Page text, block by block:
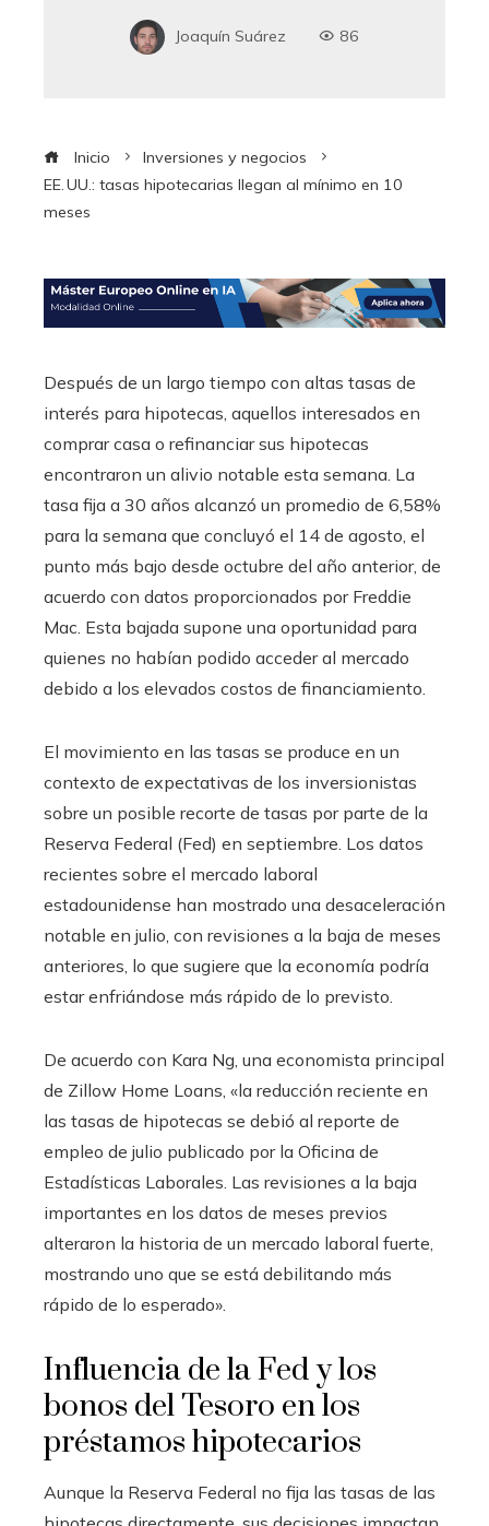
Joaquín Suárez 86
Inicio
Inversiones y negocios
EE. UU.: tasas hipotecarias llegan al mínimo en 10
meses
Después de un largo tiempo con altas tasas de
interés para hipotecas, aquellos interesados en
comprar casa o refinanciar sus hipotecas
encontraron un alivio notable esta semana. La
tasa fija a 30 años alcanzó un promedio de 6,58%
para la semana que concluyó el 14 de agosto, el
punto más bajo desde octubre del año anterior, de
acuerdo con datos proporcionados por Freddie
Mac. Esta bajada supone una oportunidad para
quienes no habían podido acceder al mercado
debido a los elevados costos de financiamiento.
El movimiento en las tasas se produce en un
contexto de expectativas de los inversionistas
sobre un posible recorte de tasas por parte de la
Reserva Federal (Fed) en septiembre. Los datos
recientes sobre el mercado laboral
estadounidense han mostrado una desaceleración
notable en julio, con revisiones a la baja de meses
anteriores, lo que sugiere que la economía podría
estar enfriándose más rápido de lo previsto.
De acuerdo con Kara Ng, una economista principal
de Zillow Home Loans, «la reducción reciente en
las tasas de hipotecas se debió al reporte de
empleo de julio publicado por la Oficina de
Estadísticas Laborales. Las revisiones a la baja
importantes en los datos de meses previos
alteraron la historia de un mercado laboral fuerte,
mostrando uno que se está debilitando más
rápido de lo esperado».
Influencia de la Fed y los
bonos del Tesoro en los
préstamos hipotecarios
Aunque la Reserva Federal no fija las tasas de las